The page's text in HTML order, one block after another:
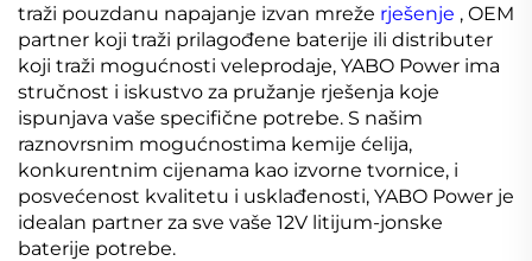
traži pouzdanu napajanje izvan mreže rješenje , OEM
partner koji traži prilagođene baterije ili distributer
koji traži mogućnosti veleprodaje, YABO Power ima
stručnost i iskustvo za pružanje rješenja koje
ispunjava vaše specifične potrebe. S našim
raznovrsnim mogućnostima kemije ćelija,
konkurentnim cijenama kao izvorne tvornice, i
posvećenost kvalitetu i usklađenosti, YABO Power je
idealan partner za sve vaše 12V litijum-jonske
baterije potrebe.